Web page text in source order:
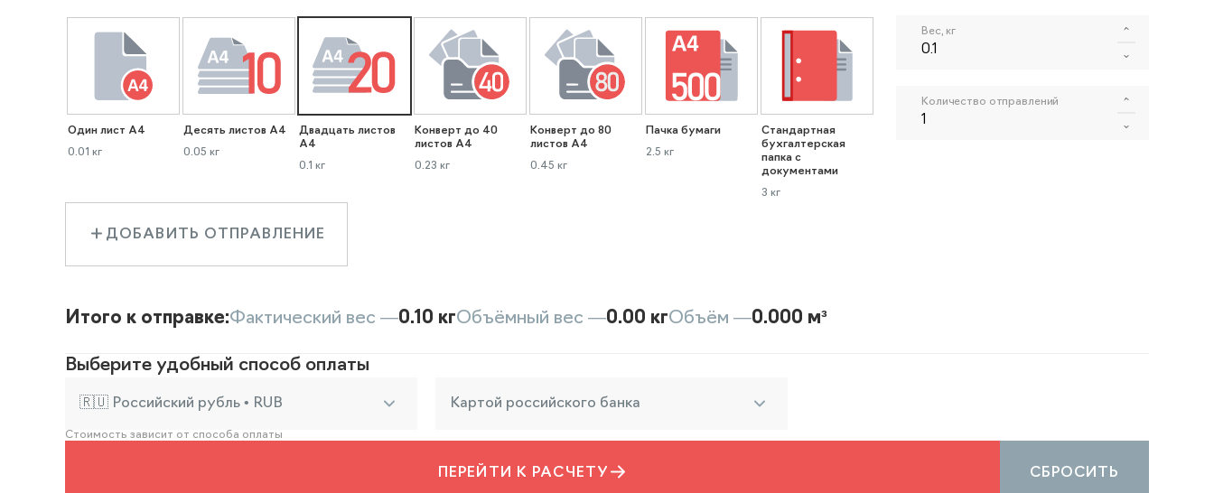
Один лист А4
0.01 кг
Десять листов А4
0.05 кг
Двадцать листов
А4
0.1 кг
Конверт до 40
листов А4
0.23 кг
Конверт до 80
листов А4
0.45 кг
Пачка бумаги
2.5 кг
Стандартная
бухгалтерская
папка с
документами
3 кг
Вес, кг
Количество отправлений
ДОБАВИТЬ ОТПРАВЛЕНИЕ
Итого к отправке:Фактический вес —0.10 кгОбъёмный вес —0.00 кгОбъём —0.000 м³
Выберите удобный способ оплаты
🇷🇺 Российский рубль • RUB Картой российского банка
Стоимость зависит от способа оплаты
ПЕРЕЙТИ К РАСЧЕТУ СБРОСИТЬ